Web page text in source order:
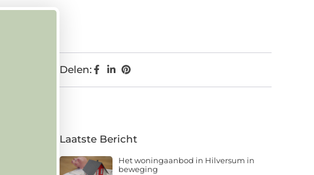
Delen:
Laatste Bericht
Het woningaanbod in Hilversum in
beweging